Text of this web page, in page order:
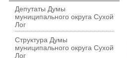
Депутаты Думы
муниципального округа Сухой
Лог
Структура Думы
муниципального округа Сухой
Лог